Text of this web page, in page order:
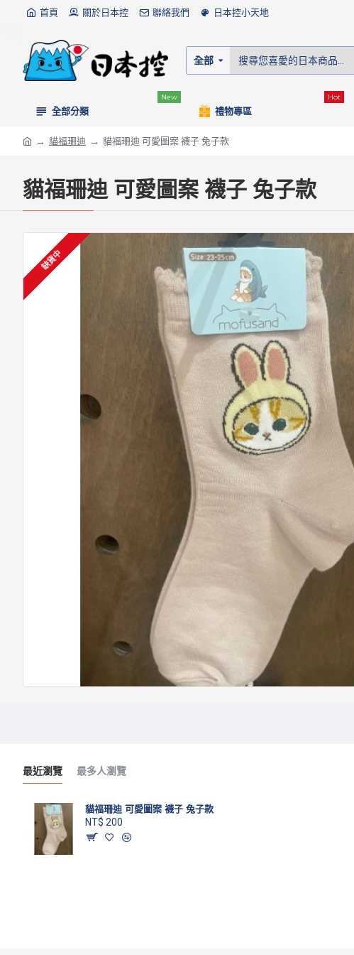
首頁 關於日本控 聯絡我們 日本控小天地
全部
全部分類
New
禮物專區
Hot
貓福珊迪 貓福珊迪 可愛圖案 襪子 兔子款
貓福珊迪 可愛圖案 襪子 兔子款
缺貨中
最近瀏覽 最多人瀏覽
貓福珊迪 可愛圖案 襪子 兔子款
NT$ 200